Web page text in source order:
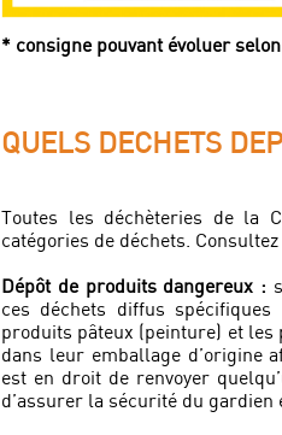
* consigne pouvant évoluer
QUELS DECHETS
Toutes les déchèteries de la
catégories de déchets.
Dépôt de produits dangereux :
ces déchets diffus
produits pâteux (peinture) et les
dans leur emballage d’origine
est en droit de renvoyer
d’assurer la sécurité du gardien